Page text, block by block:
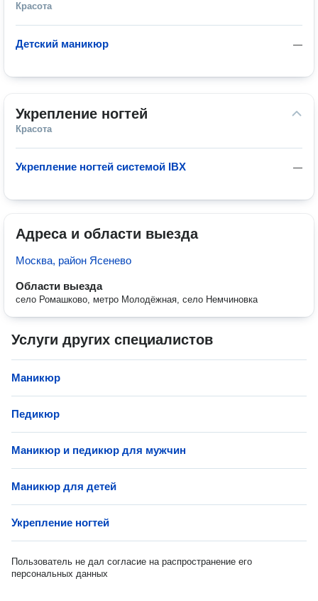
Красота
—
Детский маникюр
Укрепление ногтей
Красота
—
Укрепление ногтей системой IBX
Адреса и области выезда
Москва, район Ясенево
Области выезда
село Ромашково, метро Молодёжная, село Немчиновка
Услуги других специалистов
Маникюр
Педикюр
Маникюр и педикюр для мужчин
Маникюр для детей
Укрепление ногтей
Пользователь не дал согласие на распространение его
персональных данных